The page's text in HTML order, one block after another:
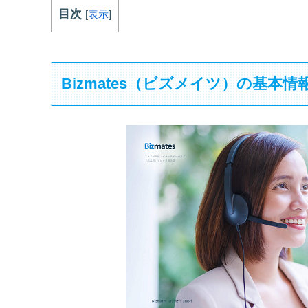
目次 [表示]
Bizmates（ビズメイツ）の基本情